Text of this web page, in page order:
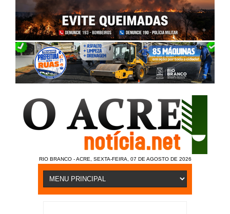
RIO BRANCO - ACRE, SEXTA-FEIRA, 07 DE AGOSTO DE 2026